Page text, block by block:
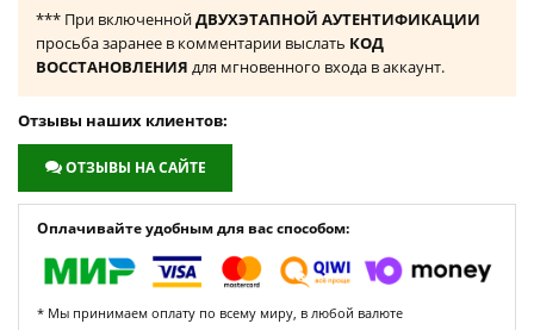
*** При включеннойДВУХЭТАПНОЙ АУТЕНТИФИКАЦИИ
просьба заранее в комментарии выслать КОД
ВОССТАНОВЛЕНИЯ для мгновенного входа в аккаунт.
Отзывы наших клиентов:
ОТЗЫВЫ НА САЙТЕ
Оплачивайте удобным для вас способом:
* Мы принимаем оплату по всему миру, в любой валюте